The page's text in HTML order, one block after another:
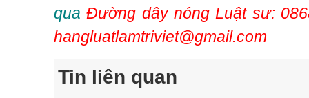
qua Đường dây nóng Luật sư:
hangluatlamtriviet@gmail.com
Tin liên quan